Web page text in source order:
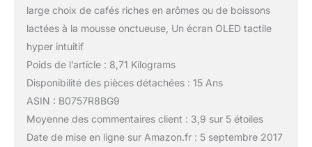
large choix de cafés riches en arômes ou de boissons
lactées à la mousse onctueuse, Un écran OLED tactile
hyper intuitif
Poids de l’article : 8,71 Kilograms
Disponibilité des pièces détachées : 15 Ans
ASIN : B0757R8BG9
Moyenne des commentaires client : 3,9 sur 5 étoiles
Date de mise en ligne sur Amazon.fr : 5 septembre 2017